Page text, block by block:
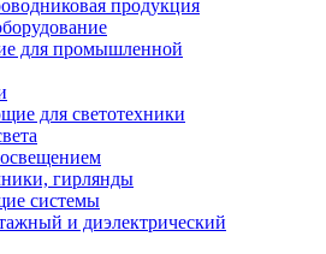
продукция
для промышленной
для светотехники
гирлянды
системы
и диэлектрический